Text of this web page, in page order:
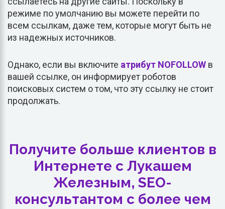
режиме по умолчанию вы можете перейти по
всем ссылкам, даже тем, которые могут быть не
из надежных источников.
Однако, если вы включите атрибут NOFOLLOW в
вашей ссылке, он информирует роботов
поисковых систем о том, что эту ссылку не стоит
продолжать.
Получите больше клиентов в
Интернете с Лукашем
Железным, SEO-
консультантом с более чем